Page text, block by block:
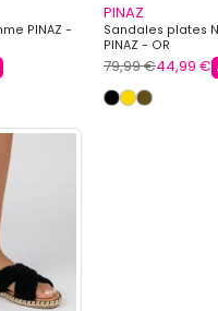
PINAZ -
PINAZ
Sandales plates
PINAZ - OR
79,99 €44,99 €